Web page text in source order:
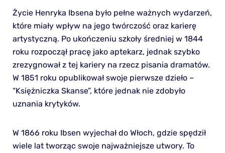
Życie Henryka Ibsena było pełne ważnych wydarzeń,
które miały wpływ na jego twórczość oraz karierę
artystyczną. Po ukończeniu szkoły średniej w 1844
roku rozpoczął pracę jako aptekarz, jednak szybko
zrezygnował z tej kariery na rzecz pisania dramatów.
W 1851 roku opublikował swoje pierwsze dzieło –
“Księżniczka Skanse”, które jednak nie zdobyło
uznania krytyków.
W 1866 roku Ibsen wyjechał do Włoch, gdzie spędził
wiele lat tworząc swoje najważniejsze utwory. To